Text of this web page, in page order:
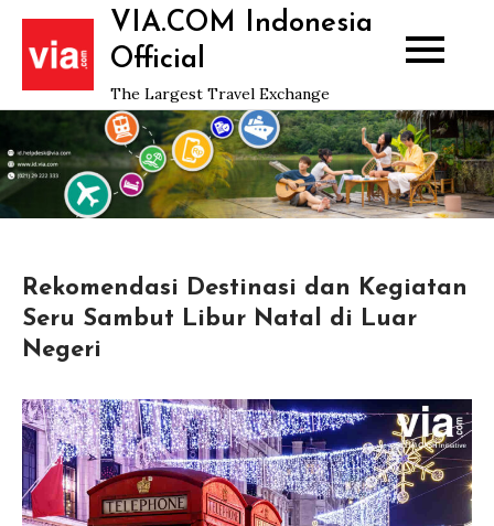
Skip
content
VIA.COM Indonesia
Official
The Largest Travel Exchange
Rekomendasi Destinasi dan Kegiatan
Seru Sambut Libur Natal di Luar
Negeri